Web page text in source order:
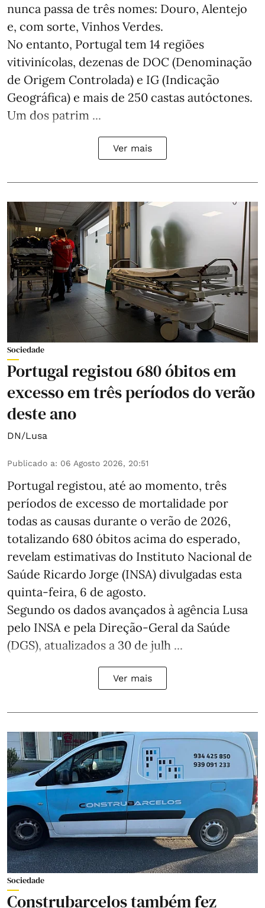
nunca passa de três nomes: Douro, Alentejo
e, com sorte, Vinhos Verdes.
No entanto, Portugal tem 14 regiões
vitivinícolas, dezenas de DOC (Denominação
de Origem Controlada) e IG (Indicação
Geográfica) e mais de 250 castas autóctones.
Um dos patrim ...
Ver mais
Sociedade
Portugal registou 680 óbitos em
excesso em três períodos do verão
deste ano
DN/Lusa
Publicado a: 06 Agosto 2026, 20:51
Portugal registou, até ao momento, três
períodos de excesso de mortalidade por
todas as causas durante o verão de 2026,
totalizando 680 óbitos acima do esperado,
revelam estimativas do Instituto Nacional de
Saúde Ricardo Jorge (INSA) divulgadas esta
quinta-feira, 6 de agosto.
Segundo os dados avançados à agência Lusa
pelo INSA e pela Direção-Geral da Saúde
(DGS), atualizados a 30 de julh ...
Ver mais
Sociedade
Construbarcelos também fez